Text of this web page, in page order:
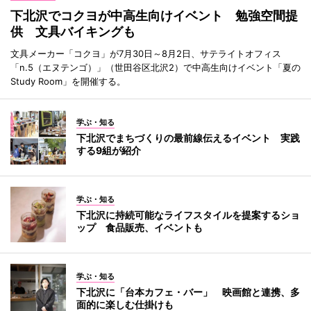
下北沢でコクヨが中高生向けイベント 勉強空間提
供 文具バイキングも
文具メーカー「コクヨ」が7月30日～8月2日、サテライトオフィス
「n.5（エヌテンゴ）」（世田谷区北沢2）で中高生向けイベント「夏の
Study Room」を開催する。
学ぶ・知る
下北沢でまちづくりの最前線伝えるイベント 実践
する9組が紹介
学ぶ・知る
下北沢に持続可能なライフスタイルを提案するショ
ップ 食品販売、イベントも
学ぶ・知る
下北沢に「台本カフェ・バー」 映画館と連携、多
面的に楽しむ仕掛けも